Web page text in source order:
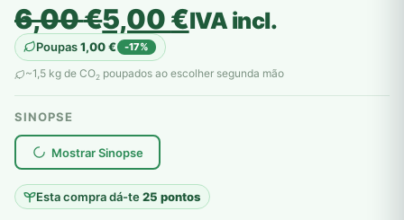
6,00€
O
preço
original
era:
6,00 €.
5,00€
O
preço
atual
é:
5,00 €.
IVA incl.
Poupas1,00€ -17%
~1,5 kg de CO2 poupados ao escolher segunda mão
SINOPSE
Mostrar Sinopse
Esta compra dá-te25 pontos
plantar árvores reais